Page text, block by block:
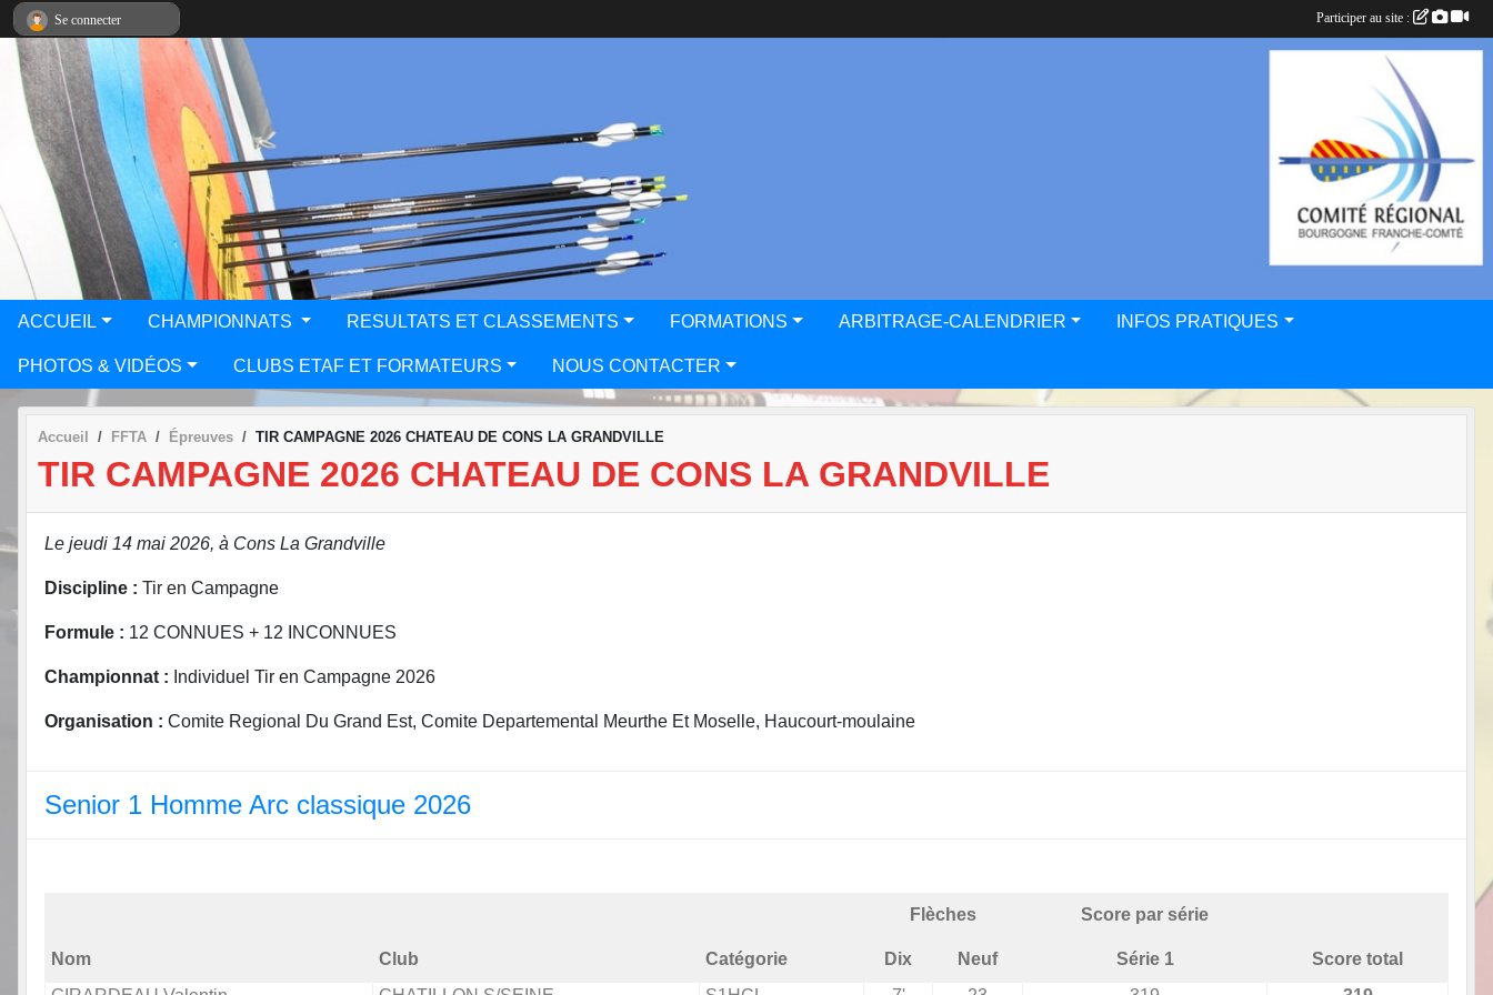
ACCUEIL CHAMPIONNATS RESULTATS ET CLASSEMENTS FORMATIONS ARBITRAGE-CALENDRIER INFOS PRATIQUES
PHOTOS & VIDÉOS CLUBS ETAF ET FORMATEURS NOUS CONTACTER
Accueil FFTA Épreuves TIR CAMPAGNE 2026 CHATEAU DE CONS LA GRANDVILLE
TIR CAMPAGNE 2026 CHATEAU DE CONS LA GRANDVILLE
Le jeudi 14 mai 2026, à Cons La Grandville
Discipline : Tir en Campagne
Formule : 12 CONNUES + 12 INCONNUES
Championnat : Individuel Tir en Campagne 2026
Organisation : Comite Regional Du Grand Est, Comite Departemental Meurthe Et Moselle, Haucourt-moulaine
Senior 1 Homme Arc classique 2026
Flèches Score par série
Nom Club Catégorie Dix Neuf Série 1
Score total
Se connecter Participer au site :
Panneau de gestion des cookies